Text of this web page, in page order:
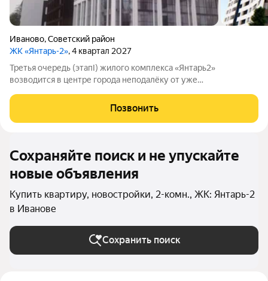
Иваново,Советский район
ЖК «Янтарь-2», 4 квартал 2027
Третья очередь (этапI) жилого комплекса «Янтарь2»
возводится в центре города неподалёку от уже
удобной локацией: здесь хорошо развита инфраструктура, но
при этом нет шума и пыли от крупных дорог.
Позвонить
Сохраняйте поиск и не упускайте
новые объявления
Купить квартиру, новостройки, 2-комн., ЖК: Янтарь-2
в Иванове
Сохранить поиск